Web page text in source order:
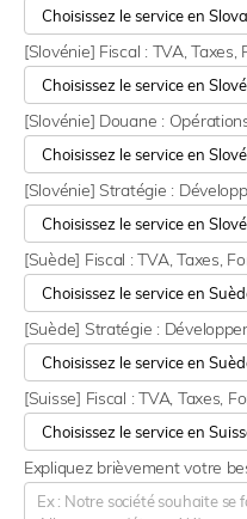
[Slovénie] Fiscal : TVA,
[Slovénie] Douane :
[Slovénie] Stratégie :
[Suède] Fiscal : TVA, Taxes,
[Suède] Stratégie :
[Suisse] Fiscal : TVA, Taxes,
Expliquez brièvement votre